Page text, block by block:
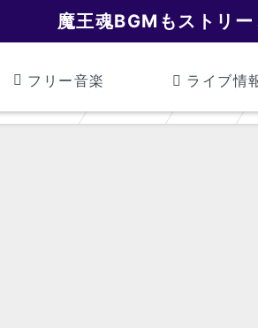
魔王魂BGMもストリー
フリー音楽 ライブ情